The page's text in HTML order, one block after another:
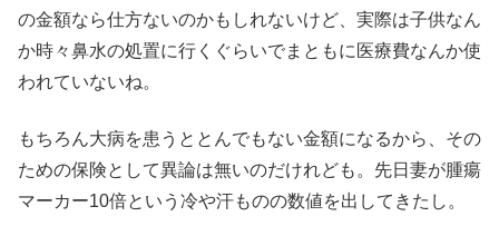
の金額なら仕方ないのかもしれないけど、実際は子供なん
か時々鼻水の処置に行くぐらいでまともに医療費なんか使
われていないね。
もちろん大病を患うととんでもない金額になるから、その
ための保険として異論は無いのだけれども。先日妻が腫瘍
マーカー10倍という冷や汗ものの数値を出してきたし。